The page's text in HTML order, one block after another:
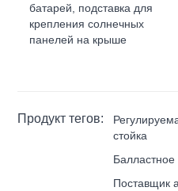
батарей, подставка для
крепления солнечных
панелей на крыше
Продукт тегов:
стойка
Поставщик